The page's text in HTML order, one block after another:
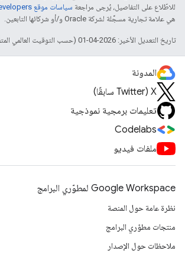
للاطّلاع على التفاصيل، يُرجى مراجعة سياسات موقع Google Developers‏
هي علامة تجارية مسجَّلة لشركة Oracle و/أو شركائها التابعين.
تاريخ التعديل الأخير: 2026-04-01 (حسب التوقيت العالمي المتفَّق عليه)
المدونة
‫X ‏(Twitter سابقًا)
تعليمات برمجية نموذجية
Codelabs
ملفات فيديو
Google Workspace لمطوّري البرامج
نظرة عامة حول المنصة
منتجات مطوّري البرامج
ملاحظات حول الإصدار